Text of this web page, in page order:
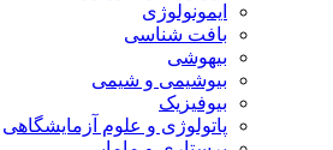
ایمونولوژی
بافت شناسی
بیهوشی
بیوشیمی و شیمی
بیوفیزیک
پاتولوژی و علوم آزمایشگاهی